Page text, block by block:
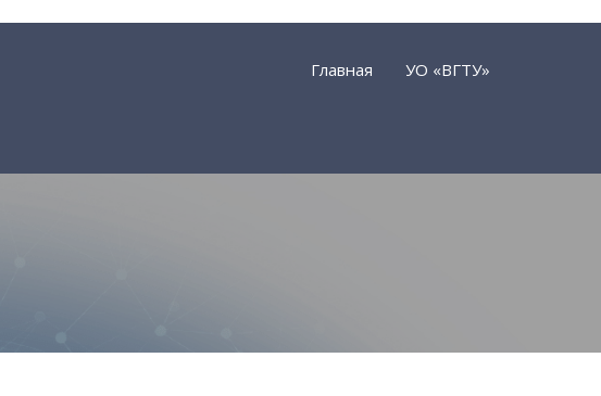
Главная УО «ВГТУ»